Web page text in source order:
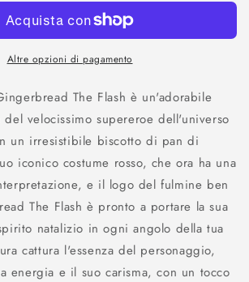
Pop!
Flash
Altre opzioni di pagamento
The Flash è un'adorabile
velocissimo supereroe dell'universo
un irresistibile biscotto di pan di
iconico costume rosso, che ora ha una
e il logo del fulmine ben
The Flash è pronto a portare la sua
natalizio in ogni angolo della tua
cattura l'essenza del personaggio,
energia e il suo carisma, con un tocco